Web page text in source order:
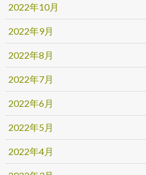
2022年10月
2022年9月
2022年8月
2022年7月
2022年6月
2022年5月
2022年4月